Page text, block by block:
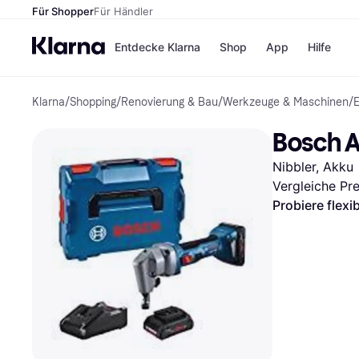
Für ShopperFür Händler
Entdecke Klarna
Zahlungsmethoden
Sofort bezahlen
Bezahle in 3
Teilzahlungen
Bezahle in bis zu 30
Shop
Shops
H&M
Temu
App Hilfe
Klarna/Shopping/Renovierung & Bau/Werkzeuge & Maschinen/
Bosch
Nibbler, Akku
Vergleiche
Probiere